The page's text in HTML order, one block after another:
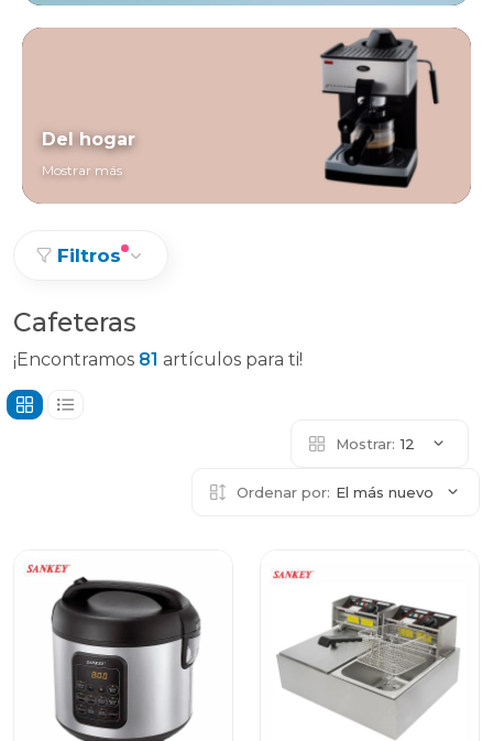
Del hogar
Mostrar más
Filtros
Cafeteras
¡Encontramos 81 artículos para ti!
Mostrar: 12
Ordenar por: El más nuevo